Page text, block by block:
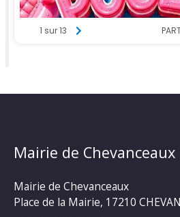
Mairie de Chevanceaux
Mairie de Chevanceaux
Place de la Mairie, 17210